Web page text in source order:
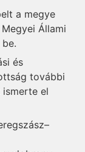
a megye
Állami
és
további
el